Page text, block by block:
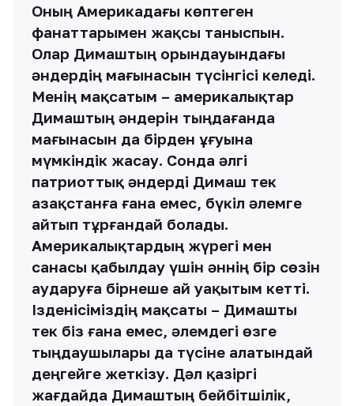
Оның Америкадағы көптеген
фанаттарымен жақсы таныспын.
Олар Димаштың орындауындағы
әндердің мағынасын түсінгісі келеді.
Менің мақсатым – америкалықтар
Димаштың әндерін тыңдағанда
мағынасын да бірден ұғуына
мүмкіндік жасау. Сонда әлгі
патриоттық әндерді Димаш тек
Қазақстанға ғана емес, бүкіл әлемге
айтып тұрғандай болады.
Америкалықтардың жүрегі мен
санасы қабылдау үшін әннің бір сөзін
аударуға бірнеше ай уақытым кетті.
Ізденісіміздің мақсаты – Димашты
тек бiз ғана емес, әлемдегі өзге
тыңдаушылары да түсіне алатындай
деңгейге жеткізу. Дәл қазіргі
жағдайда Димаштың бейбітшілік,